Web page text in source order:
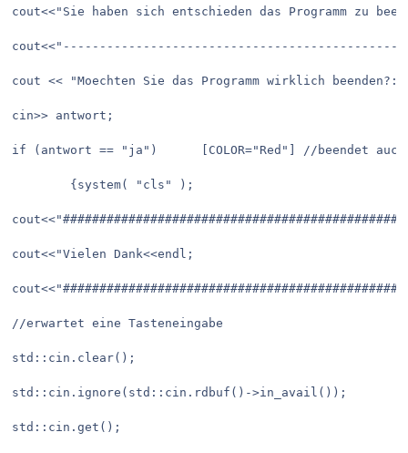
cout<<"Sie haben sich entschieden das Programm zu
cout << "Moechten Sie das Programm wirklich
cin>> antwort;
if (antwort == "ja")      [COLOR="Red"] //beendet auch
cout<<"Vielen Dank<<endl;
//erwartet eine Tasteneingabe
std::cin.clear();
std::cin.ignore(std::cin.rdbuf()->in_avail());
std::cin.get();